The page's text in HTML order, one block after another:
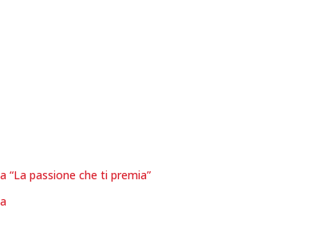
“La passione che ti premia”